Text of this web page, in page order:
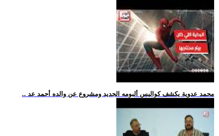
.. محمد عدوية يكشف كواليس ألبومه الجديد ومشروع عن والده أحمد عد